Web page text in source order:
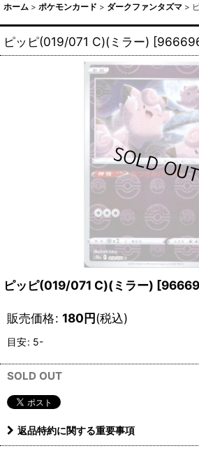
ホーム > ポケモンカード > ダークファンタズマ >
ピッピ(019/071 C)(ミラー) [
ピッピ(019/071 C)(ミラー) [
販売価格: 180円(税込)
目安: 5-
SOLD OUT
返品特約に関する重要事項